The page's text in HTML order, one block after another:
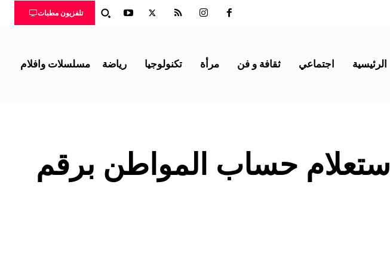
تلفزيون مطبات
الرئيسية اجتماعي ثقافة و فن مرأة تكنولوجيا رياضة مسلسلات وافلام
استعلام حساب المواطن برقم